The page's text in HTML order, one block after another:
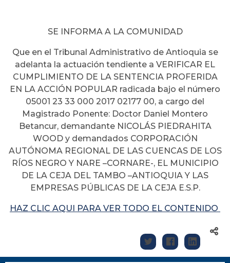
SE INFORMA A LA COMUNIDAD
Que en el Tribunal Administrativo de Antioquia se
adelanta la actuación tendiente a VERIFICAR EL
CUMPLIMIENTO DE LA SENTENCIA PROFERIDA
EN LA ACCIÓN POPULAR radicada bajo el número
05001 23 33 000 2017 02177 00, a cargo del
Magistrado Ponente: Doctor Daniel Montero
Betancur, demandante NICOLÁS PIEDRAHITA
WOOD y demandados CORPORACIÓN
AUTÓNOMA REGIONAL DE LAS CUENCAS DE LOS
RÍOS NEGRO Y NARE –CORNARE-, EL MUNICIPIO
DE LA CEJA DEL TAMBO –ANTIOQUIA Y LAS
EMPRESAS PÚBLICAS DE LA CEJA E.S.P.
HAZ CLIC AQUI PARA VER TODO EL CONTENIDO